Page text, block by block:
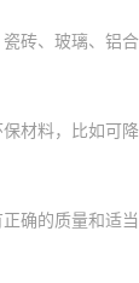
砖、玻璃、铝
材料，比如可
确的质量和适